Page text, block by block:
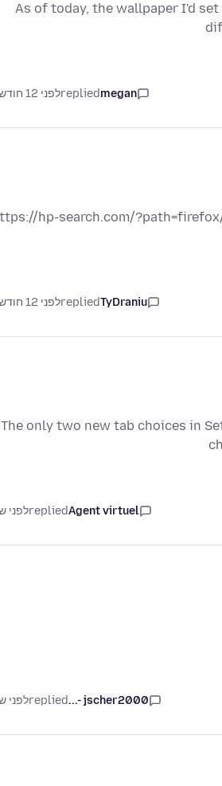
As of today, the wallpaper I'd
megan
repliedלפני 12 חודשים
hp-search.com/
TyDraniu
repliedלפני 12 חודשים
The only two new tab choices in
Agent virtuel
repliedלפני
jscher2000 -...
repliedלפני